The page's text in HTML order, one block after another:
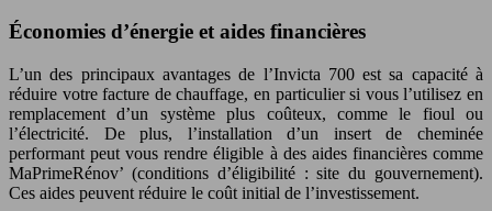
Économies d’énergie et aides financières
L’un des principaux avantages de l’Invicta 700 est sa capacité à
réduire votre facture de chauffage, en particulier si vous l’utilisez en
remplacement d’un système plus coûteux, comme le fioul ou
l’électricité. De plus, l’installation d’un insert de cheminée
performant peut vous rendre éligible à des aides financières comme
MaPrimeRénov’ (conditions d’éligibilité : site du gouvernement).
Ces aides peuvent réduire le coût initial de l’investissement.